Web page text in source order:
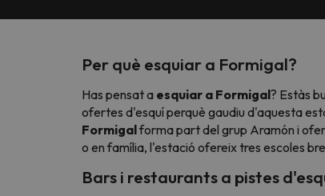
Per què esquiar a Formigal?
Has pensat a esquiar a Formigal? Estàs
ofertes d'esquí perquè gaudiu d'aquesta
Formigalforma part del grup Aramón i
o en família, l'estació ofereix tres escoles
Bars i restaurants a pistes